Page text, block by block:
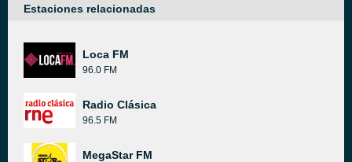
Estaciones relacionadas
Loca FM
96.0 FM
Radio Clásica
96.5 FM
MegaStar FM